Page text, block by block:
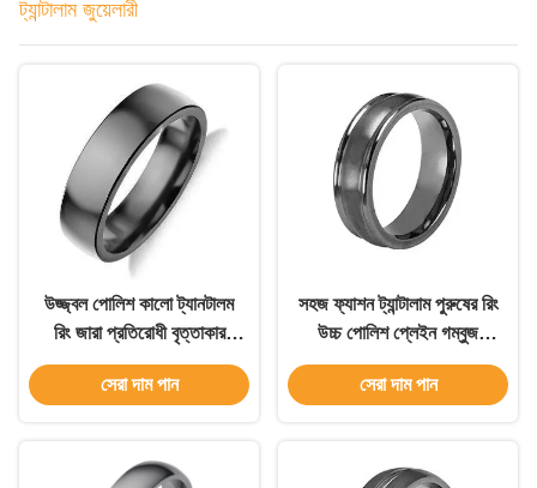
ট্যান্টালাম জুয়েলারী
উজ্জ্বল পোলিশ কালো ট্যানটালম
রিং জারা প্রতিরোধী বৃত্তাকার
জুয়েলারী রিং
সেরা দাম পান
সহজ ফ্যাশন ট্যান্টালাম পুরুষের রিং
উচ্চ পোলিশ প্লেইন গম্বুজ
বিবাহের ব্যান্ড
সেরা দাম পান